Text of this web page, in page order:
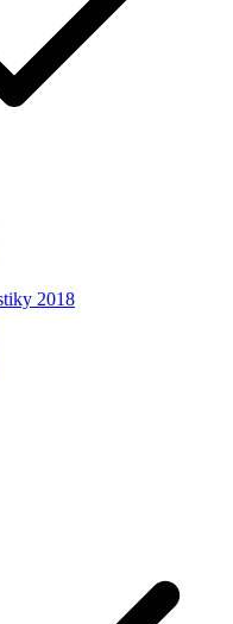
2018